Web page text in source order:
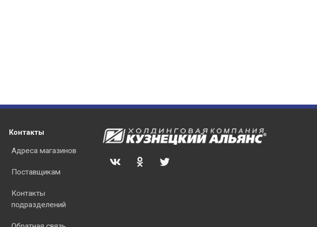
Контакты
Адреса магазинов
Поставщикам
Контакты
подразделений